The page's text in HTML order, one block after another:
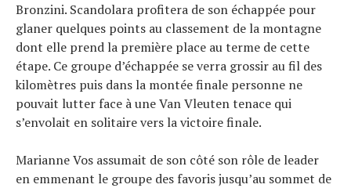
Bronzini. Scandolara profitera de son échappée pour
glaner quelques points au classement de la montagne
dont elle prend la première place au terme de cette
étape. Ce groupe d’échappée se verra grossir au fil des
kilomètres puis dans la montée finale personne ne
pouvait lutter face à une Van Vleuten tenace qui
s’envolait en solitaire vers la victoire finale.
Marianne Vos assumait de son côté son rôle de leader
en emmenant le groupe des favoris jusqu’au sommet de